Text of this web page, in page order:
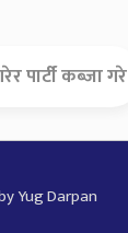
पार्टी कब्जा गरे
Yug Darpan